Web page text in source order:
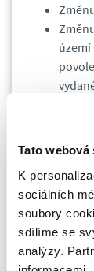
Tato
K
sociálních
soubory
sdílíme se
analýzy.
území
Vzhledem k
přidělují jim
sociálního
vystavuje tzv.
přidělené od
přiděleného
musí si